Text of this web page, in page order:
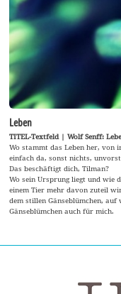
Leben
TITEL-Textfeld | Wolf Senff:
Wo stammt das Leben her, von
einfach da, sonst nichts,
Das beschäftigt dich, Tilman?
Wo sein Ursprung liegt und wie
einem Tier mehr davon zuteil
dem stillen Gänseblümchen,
Gänseblümchen auch für mich.